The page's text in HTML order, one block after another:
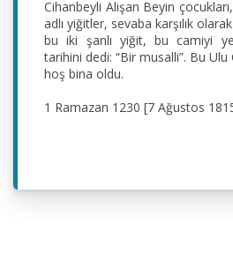
Cihanbeyli Alişan Beyin
adlı yiğitler, sevaba karşılık olarak
bu iki şanlı yiğit, bu camiyi
tarihini dedi: “Bir musalli”. Bu Ulu
hoş bina oldu.
1 Ramazan 1230 [7 Ağustos